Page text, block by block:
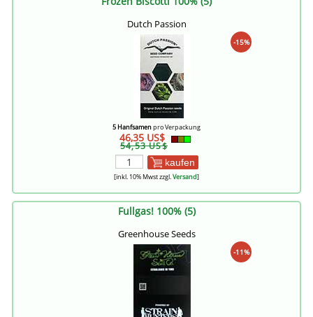
Dutch Passion
-15%
5 Hanfsamenpro Verpackung
46,35 US$
54,53 US$
kaufen
[inkl. 10% Mwst zzgl.Versand]
Fullgas! 100% (5)
Greenhouse Seeds
-11%